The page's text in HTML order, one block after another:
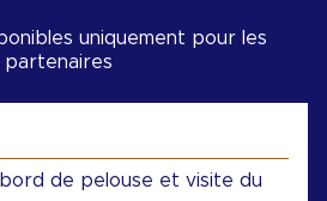
uniquement pour les
partenaires
de pelouse et visite du